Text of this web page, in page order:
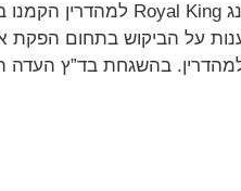
על הביקוש בתחום הפקת
למהדרין. בהשגחת בד”ץ העדה